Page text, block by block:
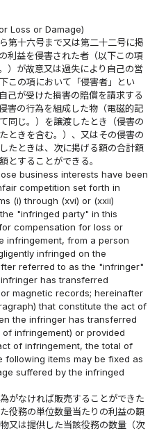
Loss or Damage)
第十六号まで又は第二十二号に掲
利益を侵害された者（以下この項
）が故意又は過失により自己の営
この項において「侵害者」とい
己が受けた損害の賠償を請求する
害の行為を組成した物（電磁的記
同じ。）を譲渡したとき（侵害の
ときを含む。）、又はその侵害の
たときは、次に掲げる額の合計額
とすることができる。
business interests have been
competition set forth in
(i) through (xvi) or (xxii)
"infringed party" in this
compensation for loss or
infringement, from a person
infringed on the
referred to as the "infringer"
has transferred
magnetic records; hereinafter
that constitute the act of
the infringer has transferred
infringement) or provided
of infringement, the total of
following items may be fixed as
suffered by the infringed
がなければ販売することができた
役務の単位数量当たりの利益の額
又は提供した当該役務の数量（次